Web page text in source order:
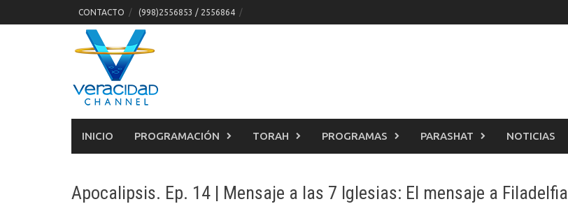
to
CONTACTO (998)2556853 / 2556864
INICIO PROGRAMACIÓN TORAH PROGRAMAS PARASHAT NOTICIAS
Apocalipsis. Ep. 14 | Mensaje a las 7 Iglesias: El mensaje a Filadelfia